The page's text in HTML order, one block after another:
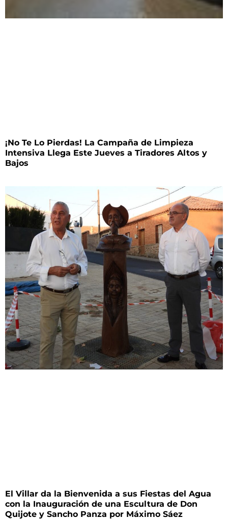
¡No Te Lo Pierdas! La Campaña de Limpieza
Intensiva Llega Este Jueves a Tiradores Altos y
Bajos
El Villar da la Bienvenida a sus Fiestas del Agua
con la Inauguración de una Escultura de Don
Quijote y Sancho Panza por Máximo Sáez